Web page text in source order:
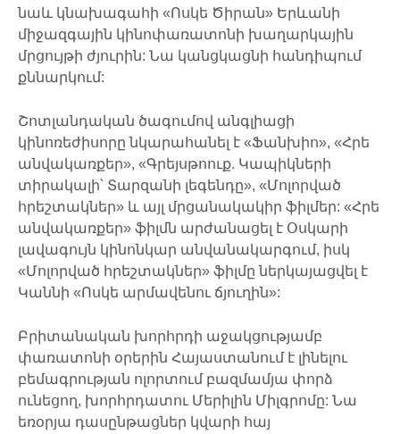
նաև կնախագահի «Ոսկե Ծիրան» Երևանի
միջազգային կինոփառատոնի խաղարկային
մրցույթի ժյուրին: Նա կանցկացնի հանդիպում
քննարկում:
Շոտլանդական ծագումով անգլիացի
կինոռեժիսորը նկարահանել է «Ֆանխիո», «Հրե
անվակառքեր», «Գրեյսթոուք. Կապիկների
տիրակալի՝ Տարզանի լեգենդը», «Մոլորված
հրեշտակներ» և այլ մրցանակակիր ֆիլմեր: «Հրե
անվակառքեր» ֆիլմն արժանացել է Օսկարի
լավագույն կինոնկար անվանակարգում, իսկ
«Մոլորված հրեշտակներ» ֆիլմը ներկայացվել է
Կաննի «Ոսկե արմավենու ճյուղին»:
Բրիտանական խորհրդի աջակցությամբ
փառատոնի օրերին Հայաստանում է լինելու
բեմագրության ոլորտում բազմամյա փորձ
ունեցող, խորհրդատու Մերիլին Միլգրոմը: Նա
եռօրյա դասընթացներ կվարի հայ